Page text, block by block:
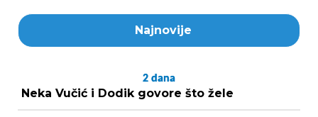
Najnovije
2 dana
Neka Vučić i Dodik govore što žele